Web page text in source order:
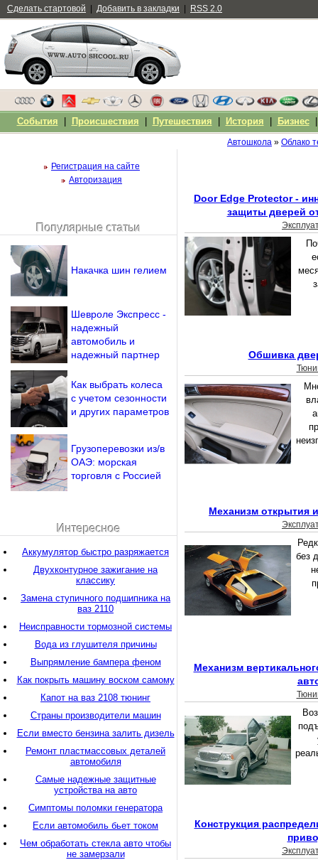
Автошкола » Облако
Door Edge Protector -
защиты дверей
Обшивка
Механизм открытия
без
Механизм
Конструкция
Регистрация на сайте
Авторизация
Напомнить пароль?
Популярные статьи
Накачка шин гелием
Шевроле Экспресс -
надежный
автомобиль и
надежный партнер
Как выбрать колеса
с учетом сезонности
и других параметров
Грузоперевозки из/в
ОАЭ: морская
торговля с Россией
Интересное
Аккумулятор быстро разряжается
Двухконтурное зажигание на
классику
Замена ступичного подшипника на
ваз 2110
Неисправности тормозной системы
Вода из глушителя причины
Выпрямление бампера феном
Как покрыть машину воском самому
Капот на ваз 2108 тюнинг
Страны производители машин
Если вместо бензина залить дизель
Ремонт пластмассовых деталей
автомобиля
Самые надежные защитные
устройства на авто
Симптомы поломки генератора
Если автомобиль бьет током
Чем обработать стекла авто чтобы
не замерзали
Сделать стартовой Добавить в закладки RSS 2.0
События Происшествия Путешествия История Бизнес